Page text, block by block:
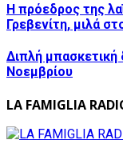
Η πρόεδρος της
Γρεβενίτη, μιλά
Διπλή μπασκετική
Νοεμβρίου
LA FAMIGLIA